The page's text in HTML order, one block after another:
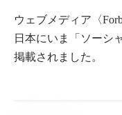
ウェブメディア〈
日本にいま「ソーシ
掲載されました。